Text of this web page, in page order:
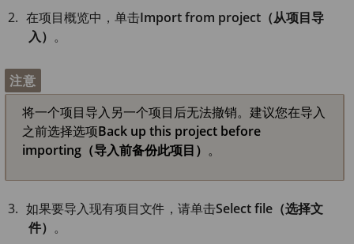
在项目概览中，单击Import from project（从项目导
入） 。
注意
将一个项目导入另一个项目后无法撤销。建议您在导入
之前选择选项Back up this project before
importing（导入前备份此项目） 。
如果要导入现有项目文件，请单击Select file（选择文
件） 。